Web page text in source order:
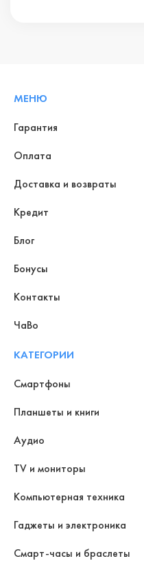
МЕНЮ
Гарантия
Оплата
Доставка и возвраты
Кредит
Блог
Бонусы
Контакты
ЧаВо
КАТЕГОРИИ
Смартфоны
Планшеты и книги
Аудио
TV и мониторы
Компьютерная техника
Гаджеты и электроника
Смарт-часы и браслеты